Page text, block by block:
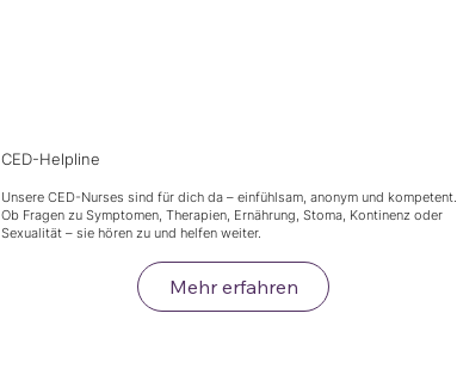
CED-Helpline
Unsere CED-Nurses sind für dich da – einfühlsam, anonym und kompetent.
Ob Fragen zu Symptomen, Therapien, Ernährung, Stoma, Kontinenz oder
Sexualität – sie hören zu und helfen weiter.
Mehr erfahren